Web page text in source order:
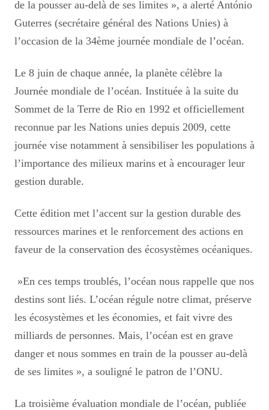
de la pousser au-delà de ses limites », a alerté António
Guterres (secrétaire général des Nations Unies) à
l’occasion de la 34ème journée mondiale de l’océan.
Le 8 juin de chaque année, la planète célèbre la
Journée mondiale de l’océan. Instituée à la suite du
Sommet de la Terre de Rio en 1992 et officiellement
reconnue par les Nations unies depuis 2009, cette
journée vise notamment à sensibiliser les populations à
l’importance des milieux marins et à encourager leur
gestion durable.
Cette édition met l’accent sur la gestion durable des
ressources marines et le renforcement des actions en
faveur de la conservation des écosystèmes océaniques.
»En ces temps troublés, l’océan nous rappelle que nos
destins sont liés. L’océan régule notre climat, préserve
les écosystèmes et les économies, et fait vivre des
milliards de personnes. Mais, l’océan est en grave
danger et nous sommes en train de la pousser au-delà
de ses limites », a souligné le patron de l’ONU.
La troisième évaluation mondiale de l’océan, publiée